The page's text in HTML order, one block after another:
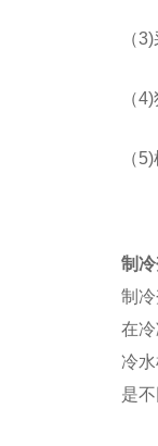
（3)
（4)
（5)
制
制
在
冷
是